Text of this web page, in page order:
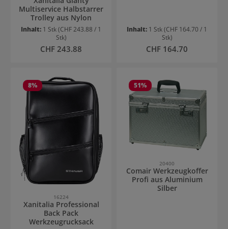
Multiservice Halbstarrer
Trolley aus Nylon
Inhalt: 1 Stk(CHF 243.88 / 1
Stk)
Regulärer Preis:
CHF 243.88
Inhalt: 1 Stk(CHF 164.70 / 1
Stk)
Regulärer Preis:
CHF 164.70
8%
16224
Xanitalia Professional
Back Pack
Werkzeugrucksack
51%
20400
Comair Werkzeugkoffer
Profi aus Aluminium
Silber